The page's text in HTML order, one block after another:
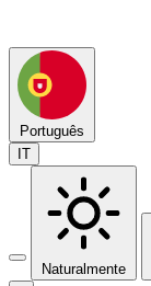
Português
IT
Naturalmente